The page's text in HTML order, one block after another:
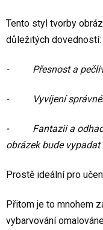
Tento styl tvorby
důležitých dovedností:
- Přesnost a
- Vyvíjení
- Fantazii a odhad,
obrázek bude
Prostě ideální pro
Přitom je to mnohem
vybarvování